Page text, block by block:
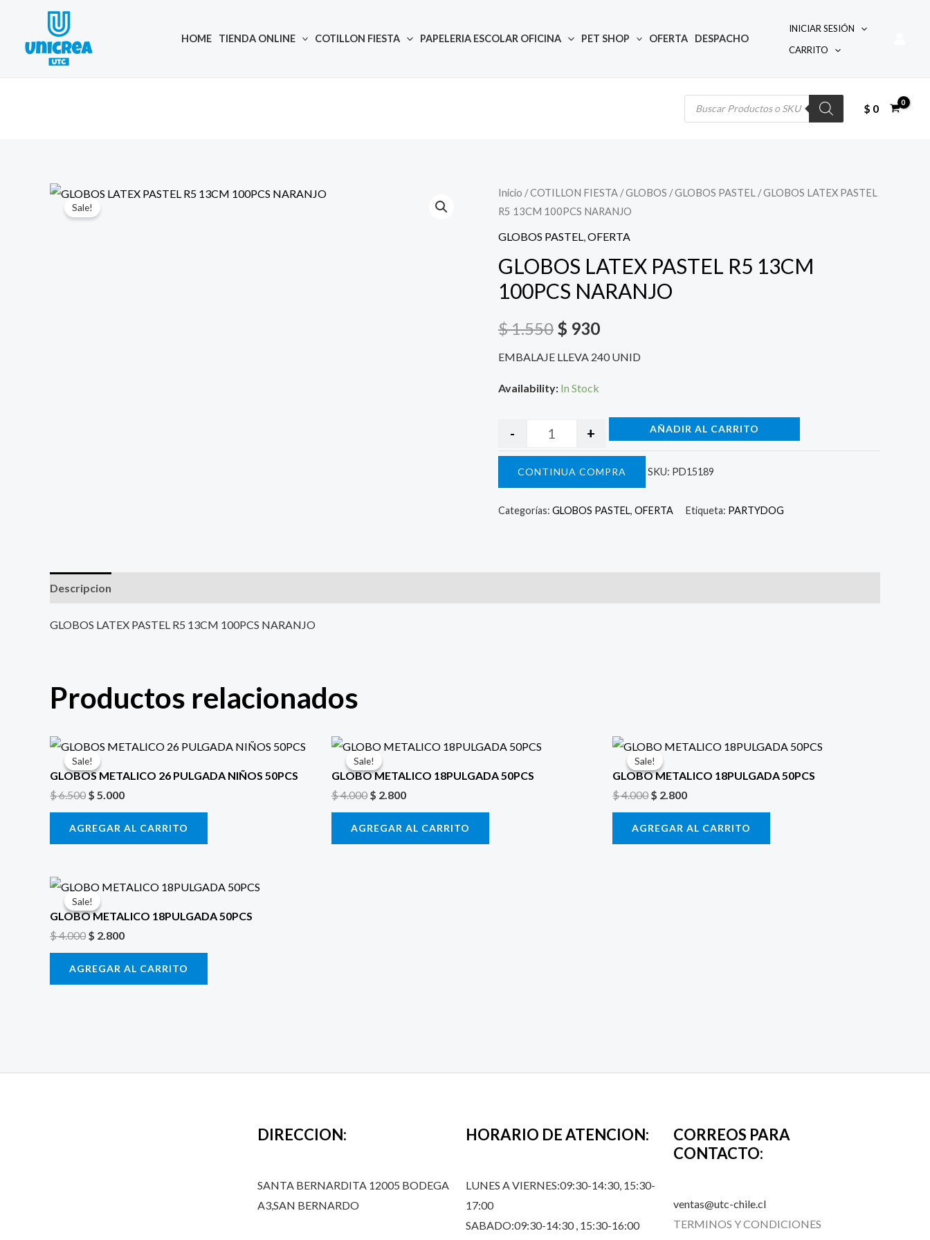
content
HOME TIENDA ONLINE COTILLON FIESTA PAPELERIA ESCOLAR OFICINA PET SHOP OFERTA DESPACHO
INICIAR SESIÓN
CARRITO
Búsqueda
$ 0
Sale!
Inicio /COTILLON FIESTA /GLOBOS /GLOBOS PASTEL / GLOBOS LATEX PASTEL
R5 13CM 100PCS NARANJO
GLOBOS PASTEL OFERTA
GLOBOS LATEX PASTEL R5 13CM
100PCS NARANJO
$1.550
El
original
era:
$ 1.550.
$ 930
El
actual
es:
EMBALAJE LLEVA 240 UNID
Availability: In Stock
Quantity
- + AÑADIR AL CARRITO
CONTINUA COMPRA SKU: PD15189
Categorías: GLOBOS PASTEL, OFERTA Etiqueta: PARTYDOG
Descripcion
GLOBOS LATEX PASTEL R5 13CM 100PCS NARANJO
Productos relacionados
Sale!
Sale!
GLOBOS METALICO 26 PULGADA NIÑOS 50PCS
$6.500
El
precio
original
era:
$ 6.500.
$ 5.000
El
actual
es:
$ 5.000.
AGREGAR AL CARRITO
Sale!
Sale!
GLOBO METALICO 18PULGADA 50PCS
$4.000
El
precio
original
era:
$ 4.000.
$ 2.800
El
actual
es:
$ 2.800.
AGREGAR AL CARRITO
Sale!
Sale!
GLOBO METALICO 18PULGADA 50PCS
$4.000
El
precio
original
era:
$ 4.000.
$ 2.800
El
actual
es:
$ 2.800.
AGREGAR AL CARRITO
Sale!
Sale!
GLOBO METALICO 18PULGADA 50PCS
$4.000
El
precio
original
era:
$ 4.000.
$ 2.800
El
actual
es:
$ 2.800.
AGREGAR AL CARRITO
DIRECCION:
SANTA BERNARDITA 12005 BODEGA
A3,SAN BERNARDO
HORARIO DE ATENCION:
LUNES A VIERNES:09:30-14:30, 15:30-
17:00
SABADO:09:30-14:30 , 15:30-16:00
CORREOS PARA
CONTACTO:
ventas@utc-chile.cl
TERMINOS Y CONDICIONES